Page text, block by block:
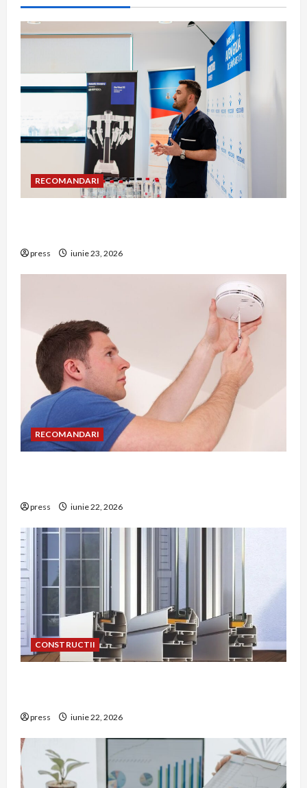
RECOMANDARI
press iunie 23, 2026
RECOMANDARI
press iunie 22, 2026
CONSTRUCTII
press iunie 22, 2026